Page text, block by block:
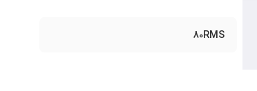
80RMS